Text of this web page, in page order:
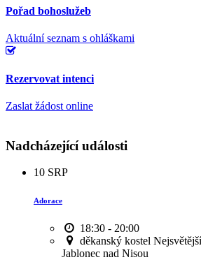
Pořad bohoslužeb
Aktuální seznam s ohláškami
Rezervovat intenci
Zaslat žádost online
Nadcházející události
10 SRP
Adorace
18:30 - 20:00
děkanský kostel
Jablonec nad Nisou